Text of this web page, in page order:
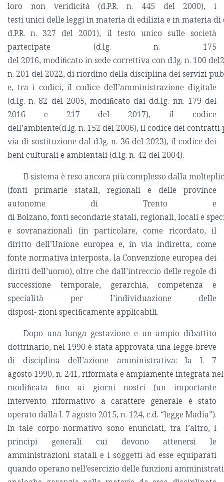
loro non veridicità (d.P.R. n. 445 del 2000), i
testi unici delle leggi in materia di edilizia e in materia di
d.P.R. n. 327 del 2001), il testo unico sulle società
partecipate (d.lg. n. 175
del 2016, modiﬁcato in sede correttiva con d.lg. n. 100
n. 201 del 2022, di riordino della disciplina dei servizi
e, tra i codici, il codice dell’amministrazione digitale
(d.lg. n. 82 del 2005, modiﬁcato dai dd.lg. nn. 179 del
2016 e 217 del 2017), il codice
dell’ambiente(d.lg. n. 152 del 2006), il codice dei
via di sostituzione dal d.lg. n. 36 del 2023), il codice dei
beni culturali e ambientali (d.lg. n. 42 del 2004).
Il sistema è reso ancora più complesso dalla
(fonti primarie statali, regionali e delle province
autonome di Trento e
di Bolzano, fonti secondarie statali, regionali, locali e
e sovranazionali (in particolare, come ricordato, il
diritto dell’Unione europea e, in via indiretta, come
fonte normativa interposta, la Convenzione europea dei
diritti dell’uomo), oltre che dall’intreccio delle regole di
successione temporale, gerarchia, competenza e
specialità per l’individuazione delle
disposi- zioni speciﬁcamente applicabili.
Dopo una lunga gestazione e un ampio dibattito
dottrinario, nel 1990 è stata approvata una legge breve
di disciplina dell’azione amministrativa: la l. 7
agosto 1990, n. 241, riformata e ampiamente integrata
modiﬁcata ﬁno ai giorni nostri (un importante
intervento riformativo a carattere generale è stato
operato dalla l. 7 agosto 2015, n. 124, c.d. “legge Madia”).
In tale corpo normativo sono enunciati, tra l’altro, i
principi generali cui devono attenersi le
amministrazioni statali e i soggetti ad esse equiparati
quando operano nell’esercizio delle funzioni